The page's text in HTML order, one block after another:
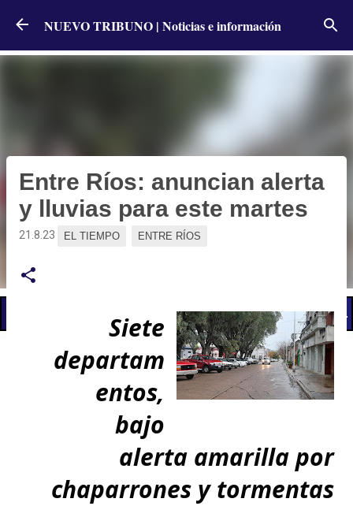
Ir al contenido principal
NUEVO TRIBUNO | Noticias e información
El Gobierno postergó la reunión paritaria con estatales
Entre Ríos: anuncian alerta
y lluvias para este martes
21.8.23 EL TIEMPO ENTRE RÍOS
Siete
departam
entos,
bajo
alerta amarilla por
chaparrones y tormentas